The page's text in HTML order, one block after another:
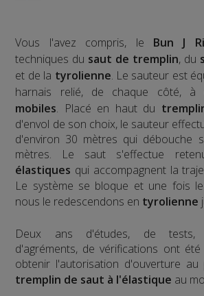
Vous l'avez compris, le Bun J
techniques du saut de tremplin, du
et de la tyrolienne. Le sauteur est
harnais relié, de chaque côté, à
mobiles. Placé en haut du
d'envol de son choix, le sauteur
d'environ 30 mètres qui débouche
mètres. Le saut s'effectue
élastiques qui accompagnent la
Le système se bloque et une fois
nous le redescendons en tyrolienne
​Deux ans d'études, de tests,
d'agréments, de vérifications ont
obtenir l'autorisation d'ouverture au
tremplin de saut à l'élastique au